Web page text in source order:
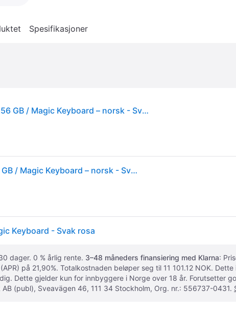
Spesifikasjoner
MacBook Neo 13-tommer 256 GB / Magic Keyboard – norsk - Svak rosa
MacBook Neo 13-tommer 256 GB / Magic Keyboard – norsk - Svak rosa
Keyboard - Svak rosa
dager. 0 % årlig rente. 3–48 måneders finansiering med Klarna:
på 21,90%. Totalkostnaden beløper seg til 11 101.12 NOK.
Dette gjelder kun for innbyggere i Norge over 18 år. Forutsetter
(publ), Sveavägen 46, 111 34 Stockholm, Org. nr.: 556737-0431.